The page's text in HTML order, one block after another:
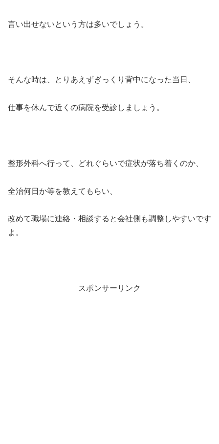
言い出せないという方は多いでしょう。
そんな時は、とりあえずぎっくり背中になった当日、
仕事を休んで近くの病院を受診しましょう。
整形外科へ行って、どれぐらいで症状が落ち着くのか、
全治何日か等を教えてもらい、
改めて職場に連絡・相談すると会社側も調整しやすいです
よ。
スポンサーリンク